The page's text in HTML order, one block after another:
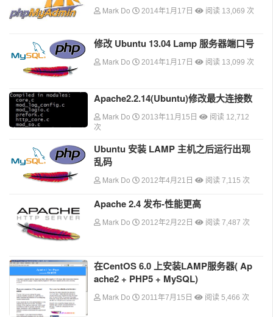
Mark Do 2014年1月17日 阅读 13,069 次
修改 Ubuntu 13.04 Lamp 服务器端口号
Mark Do 2014年1月17日 阅读 13,099 次
Apache2.2.14(Ubuntu)修改最大连接数
Mark Do 2013年11月15日
阅读 12,712
次
Ubuntu 安装 LAMP 主机之后运行出现
乱码
Mark Do 2012年4月21日 阅读 7,115 次
Apache 2.4 发布-性能更高
Mark Do 2012年2月22日 阅读 7,487 次
在CentOS 6.0 上安装LAMP服务器( Ap
ache2 + PHP5 + MySQL)
Mark Do 2011年7月15日 阅读 5,466 次